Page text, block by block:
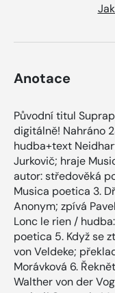
Anotace
Původní titul
digitálně! Nahráno
hudba+text
Jurkovič; hraje
autor: středověká
Musica poetica 3.
Anonym; zpívá
Lonc le rien /
poetica 5. Když se
von Veldeke;
Morávková 6.
Walther von der